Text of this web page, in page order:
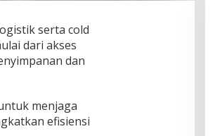
serta cold
dari akses
dan
menjaga
efisiensi
Arianto S.H Gelar Rapat Paripurna
PAW, Tuti Ismalia Resmi Gantikan
Di Layanan Publik, Nusantara